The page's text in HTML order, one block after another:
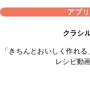
アプ
クラシ
「きちんとおいしく作れ
レシピ動